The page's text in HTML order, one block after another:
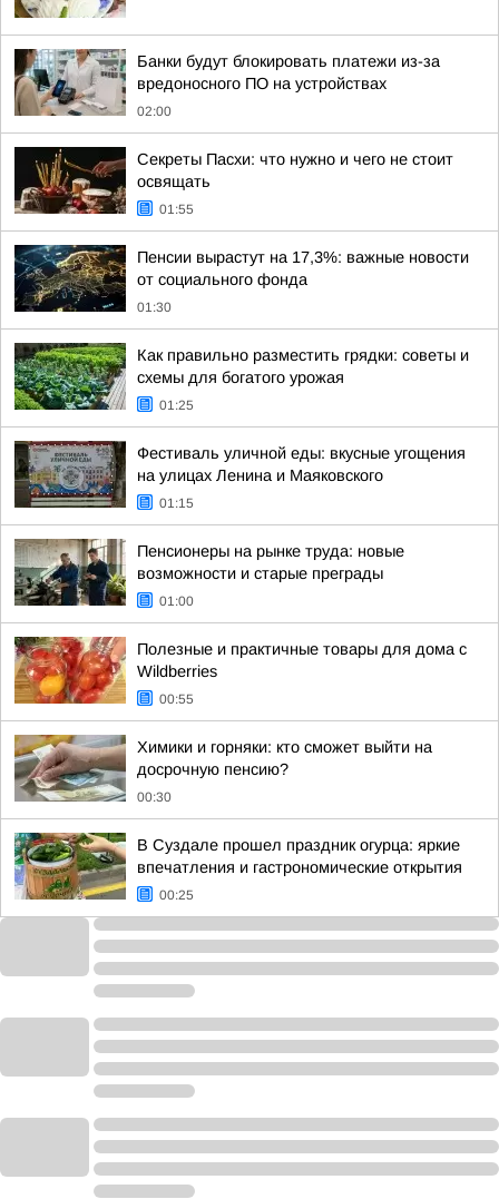
Банки будут блокировать платежи из-за
вредоносного ПО на устройствах
02:00
Секреты Пасхи: что нужно и чего не стоит
освящать
01:55
Пенсии вырастут на 17,3%: важные новости
от социального фонда
01:30
Как правильно разместить грядки: советы и
схемы для богатого урожая
01:25
Фестиваль уличной еды: вкусные угощения
на улицах Ленина и Маяковского
01:15
Пенсионеры на рынке труда: новые
возможности и старые преграды
01:00
Полезные и практичные товары для дома с
Wildberries
00:55
Химики и горняки: кто сможет выйти на
досрочную пенсию?
00:30
В Суздале прошел праздник огурца: яркие
впечатления и гастрономические открытия
00:25